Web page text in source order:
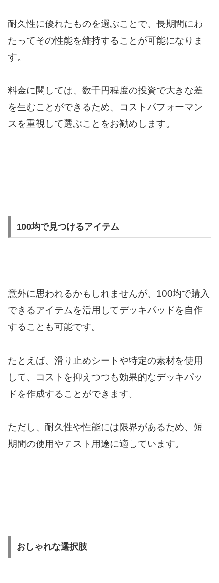
耐久性に優れたものを選ぶことで、長期間にわ
たってその性能を維持することが可能になりま
す。
料金に関しては、数千円程度の投資で大きな差
を生むことができるため、コストパフォーマン
スを重視して選ぶことをお勧めします。
100均で見つけるアイテム
意外に思われるかもしれませんが、100均で購入
できるアイテムを活用してデッキパッドを自作
することも可能です。
たとえば、滑り止めシートや特定の素材を使用
して、コストを抑えつつも効果的なデッキパッ
ドを作成することができます。
ただし、耐久性や性能には限界があるため、短
期間の使用やテスト用途に適しています。
おしゃれな選択肢